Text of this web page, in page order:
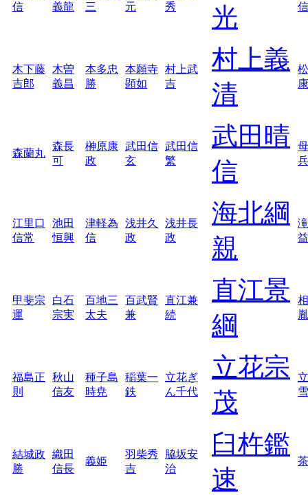
信
義龍
三
元
秀
光
信
木下藤
吉郎
木曽
義昌
本多忠
勝
本願寺
顕如
村上武
吉
村上義
清
康
森蘭丸
森長
可
榊原康
政
武田信
玄
武田信
繁
武田晴
信
江里口
信常
池田
恒興
津軽為
信
浅井久
政
浅井長
政
海北綱
親
益
甲斐宗
運
白石
宗実
百地三
太夫
百武賢
兼
直江兼
続
直江景
綱
胤
福島正
則
秋山
信友
種子島
時尭
稲葉一
鉄
立花ぎ
ん千代
立花宗
茂
雪
結城政
勝
織田
信長
義姫
羽柴秀
吉
脇坂安
治
臼杵鑑
速